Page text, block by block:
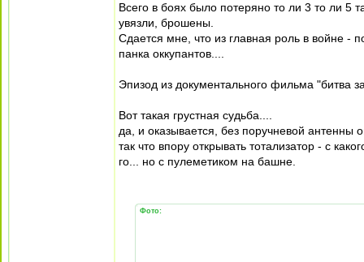
Всего в боях было потеряно то ли 3 то ли 5
увязли, брошены.
Сдается мне, что из главная роль в войне -
панка оккупантов....
Эпизод из документального фильма "битва
Вот такая грустная судьба....
да, и оказывается, без поручневой антенны
так что впору открывать тотализатор - с
го... но с пулеметиком на башне.
Фото: